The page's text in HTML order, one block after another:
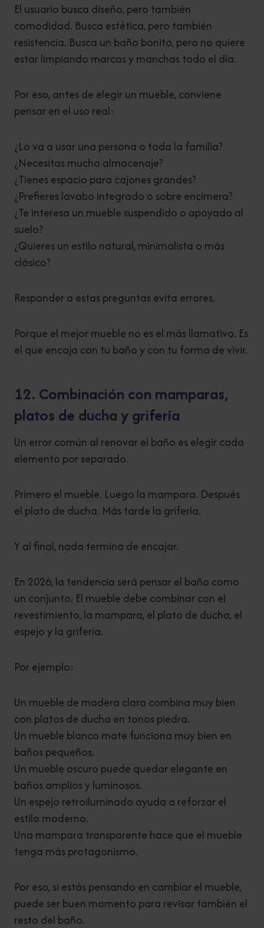
El usuario busca diseño, pero también
comodidad. Busca estética, pero también
resistencia. Busca un baño bonito, pero no quiere
estar limpiando marcas y manchas todo el día.
Por eso, antes de elegir un mueble, conviene
pensar en el uso real:
¿Lo va a usar una persona o toda la familia?
¿Necesitas mucho almacenaje?
¿Tienes espacio para cajones grandes?
¿Prefieres lavabo integrado o sobre encimera?
¿Te interesa un mueble suspendido o apoyado al
suelo?
¿Quieres un estilo natural, minimalista o más
clásico?
Responder a estas preguntas evita errores.
Porque el mejor mueble no es el más llamativo. Es
el que encaja con tu baño y con tu forma de vivir.
12. Combinación con mamparas,
platos de ducha y grifería
Un error común al renovar el baño es elegir cada
elemento por separado.
Primero el mueble. Luego la mampara. Después
el plato de ducha. Más tarde la grifería.
Y al final, nada termina de encajar.
En 2026, la tendencia será pensar el baño como
un conjunto. El mueble debe combinar con el
revestimiento, la mampara, el plato de ducha, el
espejo y la grifería.
Por ejemplo:
Un mueble de madera clara combina muy bien
con platos de ducha en tonos piedra.
Un mueble blanco mate funciona muy bien en
baños pequeños.
Un mueble oscuro puede quedar elegante en
baños amplios y luminosos.
Un espejo retroiluminado ayuda a reforzar el
estilo moderno.
Una mampara transparente hace que el mueble
tenga más protagonismo.
Por eso, si estás pensando en cambiar el mueble,
puede ser buen momento para revisar también el
resto del baño.